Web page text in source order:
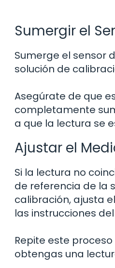
Sumergir el
Sumerge el sensor
solución de
Asegúrate de que
completamente
a que la lectura se
Ajustar el
Si la lectura no
de referencia de la
calibración, ajusta
las instrucciones
Repite este
obtengas una